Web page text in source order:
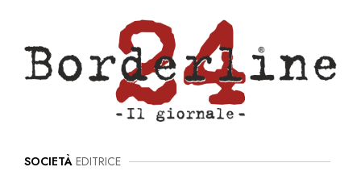
SOCIETÀ EDITRICE